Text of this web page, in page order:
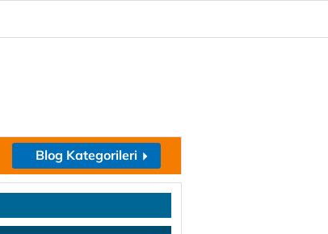
Blog Kategorileri